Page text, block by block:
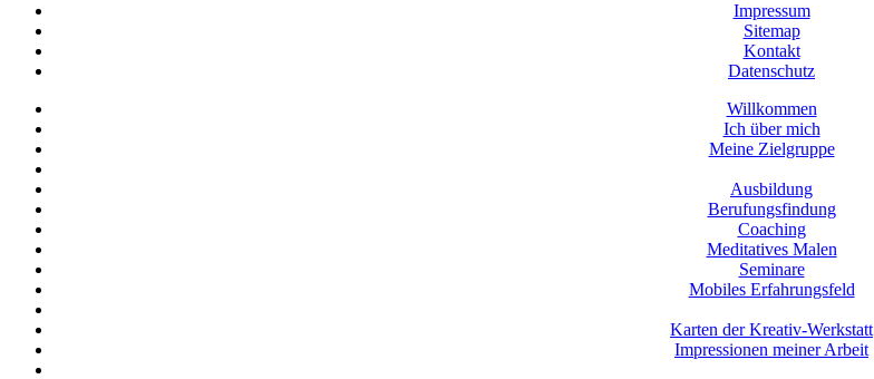
Impressum
Sitemap
Kontakt
Datenschutz
Willkommen
Ich über mich
Meine Zielgruppe
Ausbildung
Berufungsfindung
Coaching
Meditatives Malen
Seminare
Mobiles Erfahrungsfeld
Karten der Kreativ-Werkstatt
Impressionen meiner Arbeit